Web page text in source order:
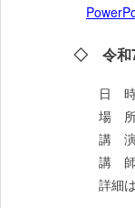
◇ 令和7
日 時
場 所
講 演
講 師
詳細